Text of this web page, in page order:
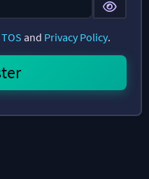
TOS and Privacy Policy.